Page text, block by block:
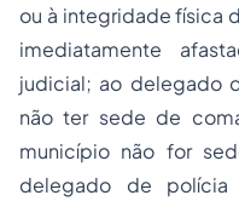
ou à integridade física
imediatamente
judicial; ao delegado
não ter sede de
município não for
delegado de polícia